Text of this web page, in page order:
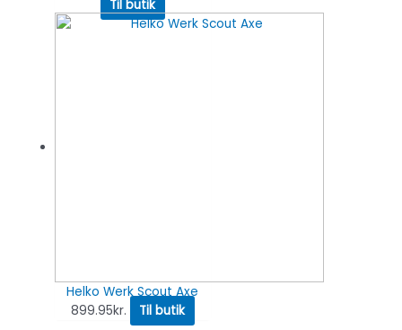
Til butik
Helko Werk Scout Axe
899.95kr. Til butik